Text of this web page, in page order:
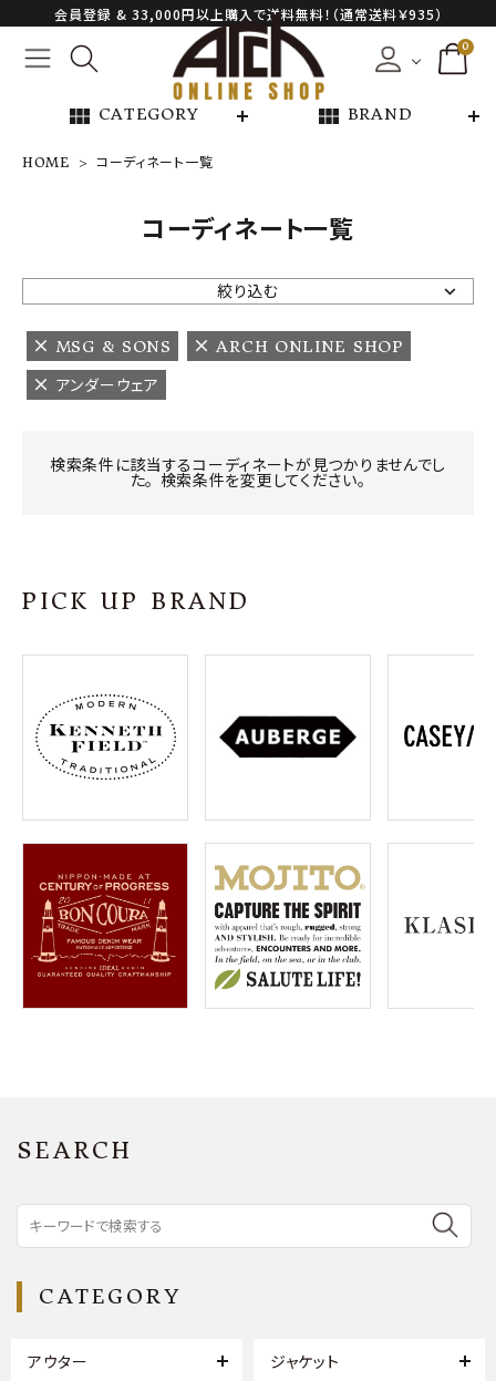
会員登録 & 33,000円以上購入で送料無料！（通常送料￥935）
0
view_module CATEGORY view_module BRAND
NEW ARRIVAL
ARCH EXCLUSIVE
BRAND
CATEGORY
プライバシーポリシー
特定商取引法について
お問い合わせ
OFFICIAL WEB SITE
meeting_room ログイン 会員登録
HOME コーディネート一覧
コーディネート一覧
絞り込む
MSG & SONS
ARCH ONLINE SHOP
アンダーウェア
検索条件に該当するコーディネートが見つかりませんでし
た。 検索条件を変更してください。
PICK UP BRAND
SEARCH
CATEGORY
アウター ジャケット